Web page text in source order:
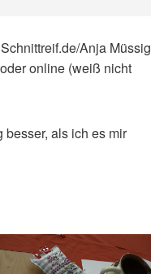
Anja Müssig
online (weiß nicht
als ich es mir